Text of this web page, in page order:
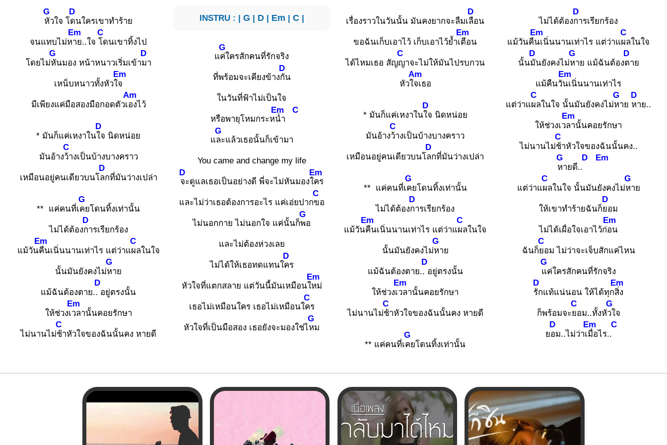
G
หัวใจ โ
D
ดนใครเขาทำร้าย
จนแทบไม่ห
Em
าย..ใจ
C
โดนเขาทิ้งไป
โดยไม่
G
หันมอง หน้าหนาวเริ่มเข้า
D
มา
เหน็บหนาวทั้งหัวใ
Em
จ
มีเพียงแค่มือสองมือกอดตัวเ
Am
องไว้
* มันก็แค่เหงาใน
D
ใจ นิดหน่อย
มันอ้าง
C
ว้างเป็นบ้างบางคราว
เหมือนอยู่คนเดียวบนโ
D
ลกที่มันว่างเปล่า
** แค่คนที่เ
G
คยโดนทิ้งเท่านั้น
ไม่ได้ต้อง
D
การเรียกร้อง
แม้วัน
Em
คืนเนิ่นนานเท่าไร แต่ว่าแ
C
ผลในใจ
นั้นมันยังคงไม่
G
หาย
แม้ฉันต้องตาย.
D
. อยู่ตรงนั้น
ให้ช่วงเ
Em
วลานั้นคอยรักษา
ไม่นานไม่
C
ช้าหัวใจของฉันนั้นคง หายดี
INSTRU : | G | D| Em | C|
แ
G
ค่ใครสักคนที่รักจริง
ที่พร้อมจะเคียงข้าง
D
กัน
ในวันที่ฟ้าไม่เป็นใจ
หรือพายุโหมกระห
Em
น่ำ
C
แ
G
ละแล้วเธอนั้นก็เข้ามา
You came and change my life
D
จะดูแลเธอเป็นอย่างดี พี่จะไม่หันมองใ
Em
คร
และไม่ว่าเธอต้องการอะไร แค่เอ่ยปาก
C
ขอ
ไม่นอกกาย ไม่นอกใจ แค่นั้นก็
G
พอ
และไม่ต้องห่วงเลย
ไม่ได้ให้เธอทดแทนใ
D
คร
หัวใจที่แตกสลาย แต่วันนี้มันเหมือนใ
Em
หม่
เธอไม่เหมือนใคร เธอไม่เหมือนใ
C
คร
หัวใจที่เป็นมือสอง เธอยังจะมองใช่ไ
G
หม
เรื่องราวในวันนั้น มันคงยากจะลืมเ
D
ลือน
ขอฉันเก็บเอาไว้ เก็บเอาไว้ย้ำเ
Em
ตือน
ได้ไหมเธอ สัญ
C
ญาจะไม่ให้มันไปรบกวน
หัวใ
Am
จเธอ
* มันก็แค่เหงาใน
D
ใจ นิดหน่อย
มันอ้าง
C
ว้างเป็นบ้างบางคราว
เหมือนอยู่คนเดียวบนโ
D
ลกที่มันว่างเปล่า
** แค่คนที่เ
G
คยโดนทิ้งเท่านั้น
ไม่ได้ต้อง
D
การเรียกร้อง
แม้วัน
Em
คืนเนิ่นนานเท่าไร แต่ว่าแ
C
ผลในใจ
นั้นมันยังคงไม่
G
หาย
แม้ฉันต้องตาย.
D
. อยู่ตรงนั้น
ให้ช่วงเ
Em
วลานั้นคอยรักษา
ไม่นานไม่
C
ช้าหัวใจของฉันนั้นคง หายดี
** แค่คนที่เ
G
คยโดนทิ้งเท่านั้น
ไม่ได้ต้อง
D
การเรียกร้อง
แม้วันคื
Em
นเนิ่นนานเท่าไร แต่ว่าแ
C
ผลในใจ
นั้น
D
มันยังคงไม่
G
หาย แม้ฉันต้อง
D
ตาย
แม้คืนวั
Em
นเนิ่นนานเท่าไร
แต่ว่าแ
C
ผลในใจ นั้นมันยังคงไม่
G
หาย
D
หาย..
ให้ช่วงเว
Em
ลานั้นคอยรักษา
ไม่นานไม่
C
ช้าหัวใจของฉันนั้นคง..
G
หายดี..
D Em
แต่ว่าแ
C
ผลในใจ นั้นมันยังคงไม่
G
หาย
ให้เขาทำร้ายฉันก็
D
ยอม
ไม่ได้เผื่อใจเอาไว้ก่
Em
อน
ฉันก็
C
ยอม ไม่ว่าจะเจ็บสักแค่ไหน
G
แค่ใครสักคนที่รักจริง
D
รักแท้แน่นอน ให้ได้ทุก
Em
สิ่ง
ก็พร้อมจะ
C
ยอม..ทั้งหั
G
วใจ
ย
D
อม..ไม่ว่าเ
Em
มื่อไร..
C